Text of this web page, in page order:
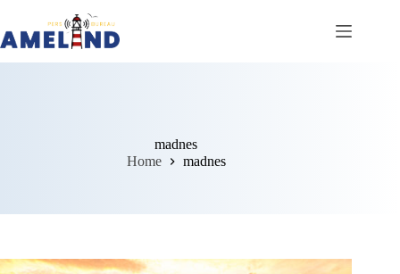
de
madnes
Home
madnes